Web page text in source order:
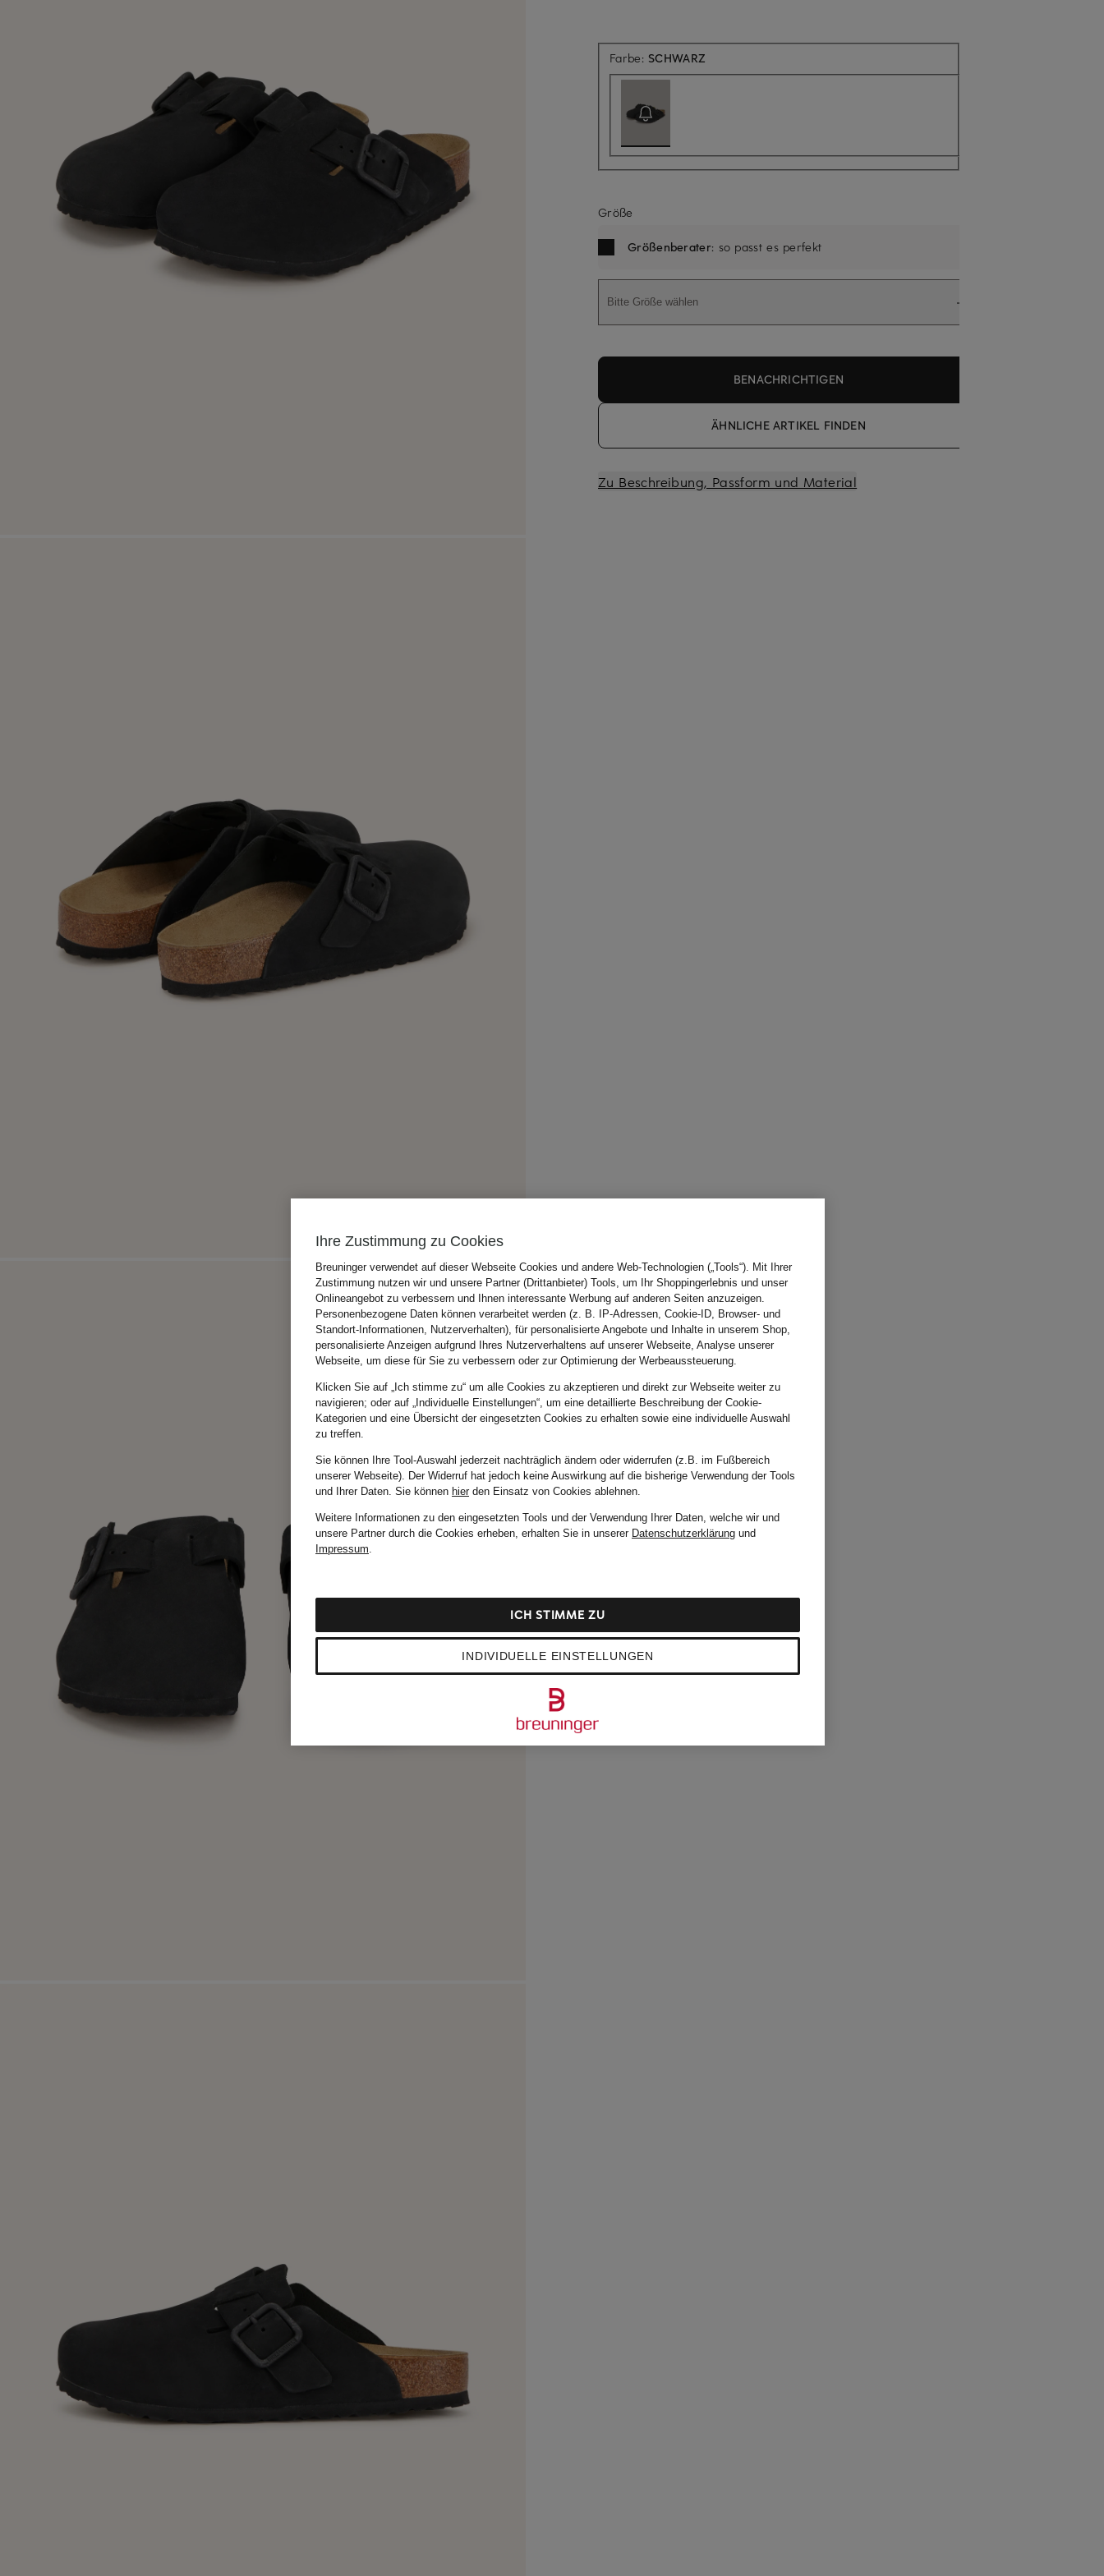
Farbe: SCHWARZ
Größe
Größenberater: so passt es perfekt
Bitte Größe wählen
BENACHRICHTIGEN
ÄHNLICHE ARTIKEL FINDEN
Zu Beschreibung, Passform und Material
Ihre Zustimmung zu Cookies
Breuninger verwendet auf dieser Webseite Cookies und andere Web-Technologien („Tools“). Mit Ihrer
Zustimmung nutzen wir und unsere Partner (Drittanbieter) Tools, um Ihr Shoppingerlebnis und unser
Onlineangebot zu verbessern und Ihnen interessante Werbung auf anderen Seiten anzuzeigen.
Personenbezogene Daten können verarbeitet werden (z. B. IP-Adressen, Cookie-ID, Browser- und
Standort-Informationen, Nutzerverhalten), für personalisierte Angebote und Inhalte in unserem Shop,
personalisierte Anzeigen aufgrund Ihres Nutzerverhaltens auf unserer Webseite, Analyse unserer
Webseite, um diese für Sie zu verbessern oder zur Optimierung der Werbeaussteuerung.
Klicken Sie auf „Ich stimme zu“ um alle Cookies zu akzeptieren und direkt zur Webseite weiter zu
navigieren; oder auf „Individuelle Einstellungen“, um eine detaillierte Beschreibung der Cookie-
Kategorien und eine Übersicht der eingesetzten Cookies zu erhalten sowie eine individuelle Auswahl
zu treffen.
Sie können Ihre Tool-Auswahl jederzeit nachträglich ändern oder widerrufen (z.B. im Fußbereich
unserer Webseite). Der Widerruf hat jedoch keine Auswirkung auf die bisherige Verwendung der Tools
und Ihrer Daten. Sie können hierden Einsatz von Cookies ablehnen.
Weitere Informationen zu den eingesetzten Tools und der Verwendung Ihrer Daten, welche wir und
unsere Partner durch die Cookies erheben, erhalten Sie in unserer Datenschutzerklärung und
Impressum.
INDIVIDUELLE EINSTELLUNGEN
ICH STIMME ZU